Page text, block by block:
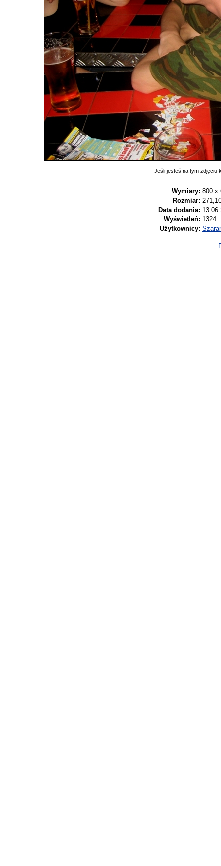
Jeśli jesteś na tym zdjęciu
Wymiary: 800 x
Rozmiar:
Data dodania:
Wyświetleń: 1324
Użytkownicy: